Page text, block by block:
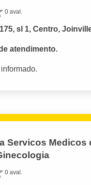
0 aval.
sl 1, Centro,
atendimento.
Servicos Medicos
0 aval.